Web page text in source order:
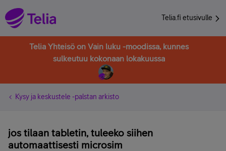
Telia.fi etusivulle
Telia Yhteisö on Vain luku -moodissa, kunnes
sulkeutuu kokonaan lokakuussa
Kysy ja keskustele -palstan arkisto
jos tilaan tabletin, tuleeko siihen
automaattisesti microsim